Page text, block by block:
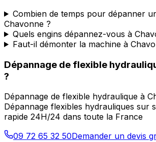
Combien de temps pour dépanner
Chavonne ?
Quels engins dépannez-vous à
Faut-il démonter la machine à
Dépannage de flexible
?
Dépannage de flexible hydraulique à
Dépannage flexibles hydrauliques sur
rapide 24H/24 dans toute la France
09 72 65 32 50Demander un devis